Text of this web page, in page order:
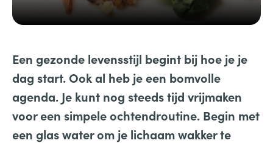
Een gezonde levensstijl begint bij hoe je je
dag start. Ook al heb je een bomvolle
agenda. Je kunt nog steeds tijd vrijmaken
voor een simpele ochtendroutine. Begin met
een glas water om je lichaam wakker te